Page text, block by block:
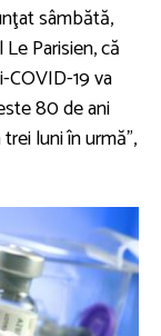
sâmbătă,
Parisien, că
COVID-19 va
80 de ani
luni în urmă",